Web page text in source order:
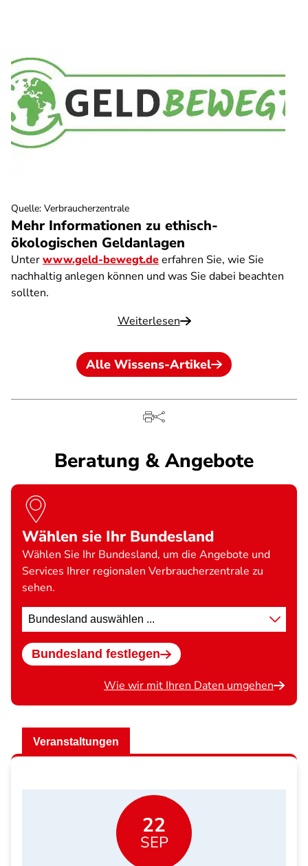
Mehr Informationen zu ethisch-
ökologischen Geldanlagen
Unterwww.geld-bewegt.deerfahren Sie, wie Sie
nachhaltig anlegen können und was Sie dabei beachten
sollten.
Weiterlesen
Quelle: Verbraucherzentrale
Alle Wissens-Artikel
Beratung & Angebote
Wählen sie Ihr Bundesland
Wählen Sie Ihr Bundesland, um die Angebote und
Services Ihrer regionalen Verbraucherzentrale zu
sehen.
Standort
wählen
Bundesland festlegen
Wie wir mit Ihren Daten umgehen
Veranstaltungen
22
SEP